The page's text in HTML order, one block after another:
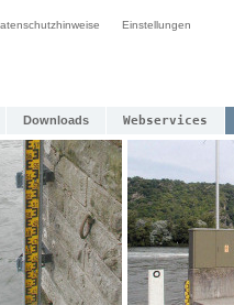
Einstellungen
Downloads Webservices